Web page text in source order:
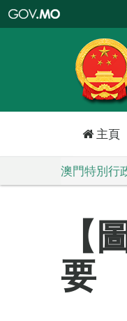
特
政
區
政
口
主頁
澳門特別行
【
要